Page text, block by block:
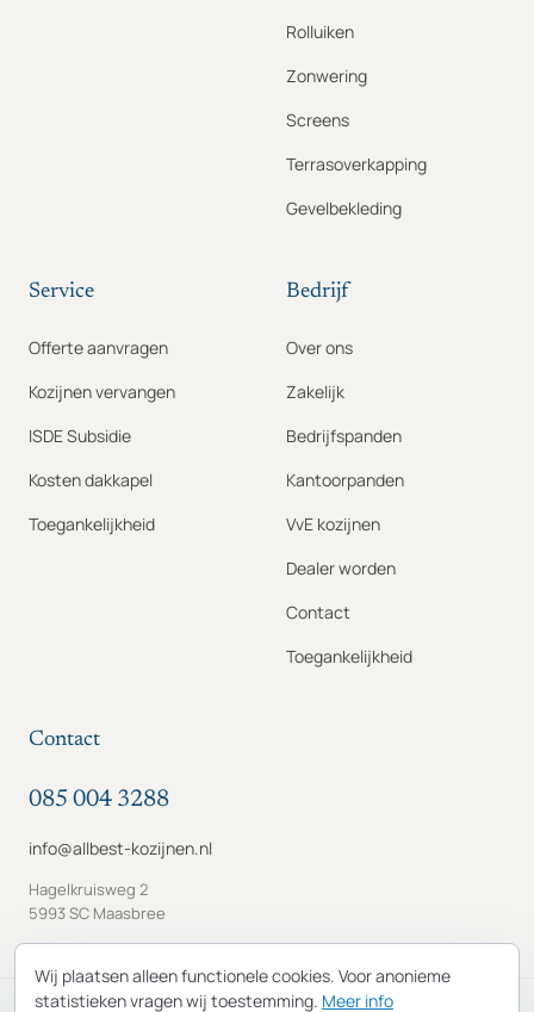
Rolluiken
Zonwering
Screens
Terrasoverkapping
Gevelbekleding
Service
Offerte aanvragen
Kozijnen vervangen
ISDE Subsidie
Kosten dakkapel
Toegankelijkheid
Bedrijf
Over ons
Zakelijk
Bedrijfspanden
Kantoorpanden
VvE kozijnen
Dealer worden
Contact
Toegankelijkheid
Contact
085 004 3288
info@allbest-kozijnen.nl
Hagelkruisweg 2
5993 SC Maasbree
Wij plaatsen alleen functionele cookies. Voor anonieme
statistieken vragen wij toestemming. Meer info